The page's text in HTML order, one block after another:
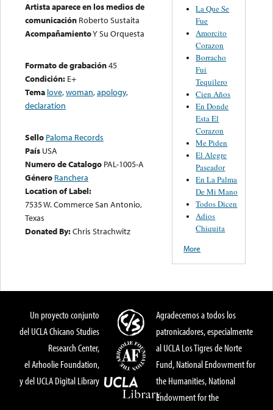
Artista aparece en los medios de
comunicación Roberto Sustaita
AcompañamientoY Su Orquesta
Formato de grabación45
Condición: E+
Tema love,woman,apology,
declaration
Sello Paloma Records
País USA
Numero de Catalogo PAL-1005-A
Género Ranchera
Location of Label:
7535 W. Commerce San Antonio,
Texas
Donated By:Chris Strachwitz
La Que Se
Fue
Amorcito
Corazon
Borracho
Fui
Tequilero
Cien Años
En Donde
Esta El
Corazon
Me Piden
El Alegre
Paseador
En La Palma
De Mi Mano
Todos Dicen
Adios
Chiquita
More
Un proyecto conjunto
del UCLA Chicano Studies
Research Center,
el Arhoolie Foundation,
y del UCLA Digital Library
Agradecemos a todos los
patronicadores, especialmente
al UCLA Los Tigres de Norte
Fund, National Endowment for
the Humanities, National
Endowment for the